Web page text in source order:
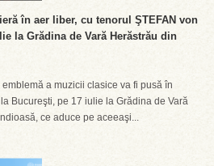
în aer liber, cu tenorul ŞTEFAN von
la Grădina de Vară Herăstrău din
a muzicii clasice va fi pusă în
Bucureşti, pe 17 iulie la Grădina de Vară
ce aduce pe aceeaşi...